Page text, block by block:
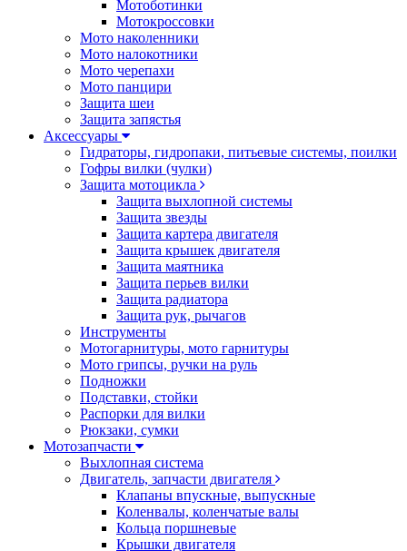
Мотоботинки
Мотокроссовки
Мото наколенники
Мото налокотники
Мото черепахи
Мото панцири
Защита шеи
Защита запястья
Аксессуары
Гидраторы, гидропаки, питьевые системы, поилки
Гофры вилки (чулки)
Защита мотоцикла
Защита выхлопной системы
Защита звезды
Защита картера двигателя
Защита крышек двигателя
Защита маятника
Защита перьев вилки
Защита радиатора
Защита рук, рычагов
Инструменты
Мотогарнитуры, мото гарнитуры
Мото грипсы, ручки на руль
Подножки
Подставки, стойки
Распорки для вилки
Рюкзаки, сумки
Мотозапчасти
Выхлопная система
Двигатель, запчасти двигателя
Клапаны впускные, выпускные
Коленвалы, коленчатые валы
Кольца поршневые
Крышки двигателя